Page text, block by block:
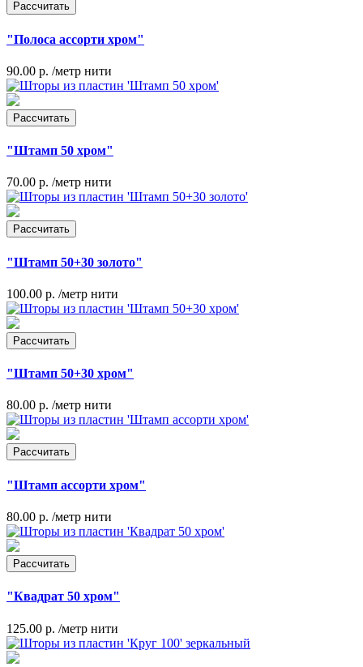
Рассчитать
"Полоса ассорти хром"
90.00 р. /метр нити
Рассчитать
"Штамп 50 хром"
70.00 р. /метр нити
Рассчитать
"Штамп 50+30 золото"
100.00 р. /метр нити
Рассчитать
"Штамп 50+30 хром"
80.00 р. /метр нити
Рассчитать
"Штамп ассорти хром"
80.00 р. /метр нити
Рассчитать
"Квадрат 50 хром"
125.00 р. /метр нити